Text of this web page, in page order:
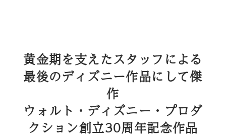
黄金期を支えたスタッフによる
最後のディズニー作品にして傑
作
ウォルト・ディズニー・プロダ
クション創立30周年記念作品